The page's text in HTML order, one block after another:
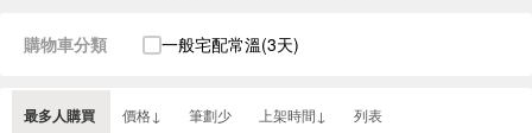
最多人購買 價格↓ 筆劃少 上架時間↓ 列表
購物車分類 一般宅配常溫(3天)